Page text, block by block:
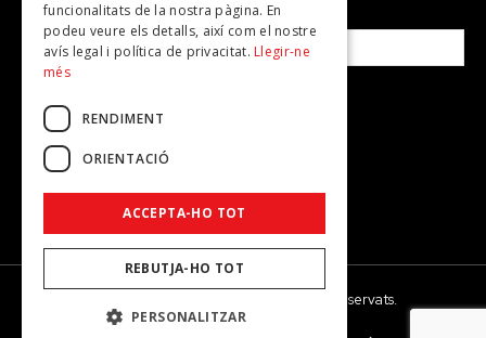
Correu electrònic*
Accepto lapolítica de privacitat
© 2026 - Dona Secret - Tots els drets reservats.
funcionalitats de la nostra pàgina. En
podeu veure els detalls, així com el nostre
avís legal i política de privacitat. Llegir-ne
més
RENDIMENT
ORIENTACIÓ
ACCEPTA-HO TOT
REBUTJA-HO TOT
PERSONALITZAR